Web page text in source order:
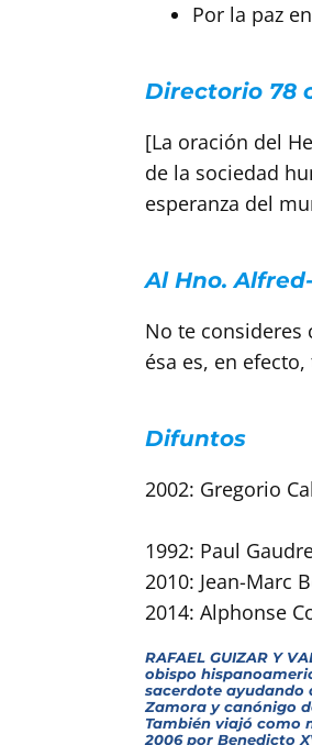
Por la paz
Directorio 78
[La oración del
de la sociedad
esperanza del
Al Hno.
No te consideres
ésa es, en
Difuntos
2002: Gregorio
1992: Paul
2010: Jean-Marc
2014: Alphonse
RAFAEL GUIZAR Y
obispo
sacerdote ayudando
Zamora y canónigo
También viajó como
2006 por Benedicto